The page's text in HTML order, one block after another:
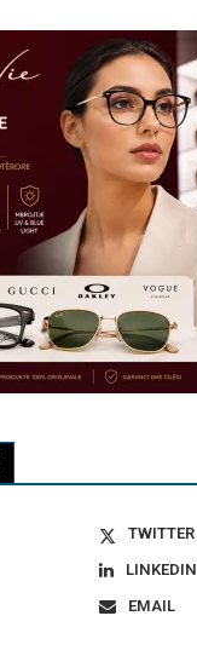
TWITTER
LINKEDIN
EMAIL